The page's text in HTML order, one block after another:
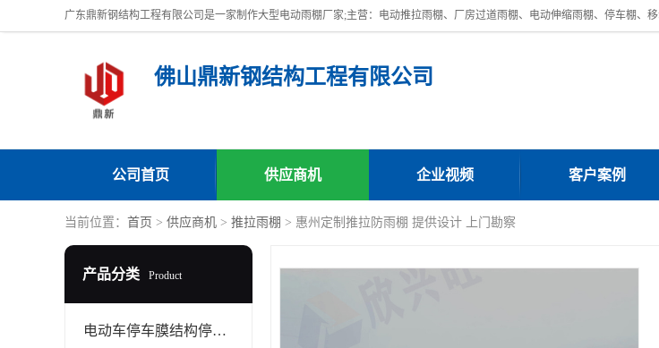
佛山鼎新钢结构工程有限公司
公司首页 供应商机 企业视频 客户案例
当前位置： 首页 > 供应商机 > 推拉雨棚 > 惠州定制推拉防雨棚 提供设计 上门勘察
产品分类 Product
电动车停车膜结构停车棚